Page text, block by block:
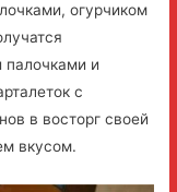
огурчиком
палочками и
с
в восторг своей
вкусом.